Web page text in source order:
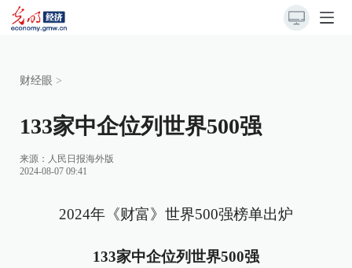
财经眼 >
133家中企位列世界500强
来源： 人民日报海外版
2024-08-07 09:41
2024年《财富》世界500强榜单出炉
133家中企位列世界500强